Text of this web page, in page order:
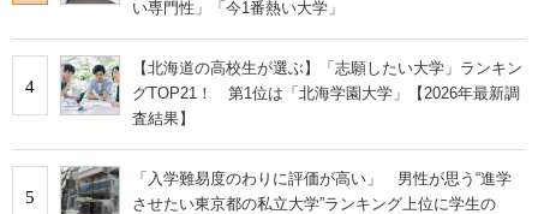
い専門性」「今1番熱い大学」
4
【北海道の高校生が選ぶ】「志願したい大学」ランキン
グTOP21！ 第1位は「北海学園大学」【2026年最新調
査結果】
5
「入学難易度のわりに評価が高い」 男性が思う“進学
させたい東京都の私立大学”ランキング上位に学生の